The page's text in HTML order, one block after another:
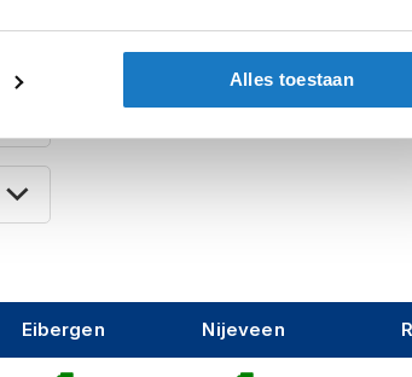
Alles toestaan
ART sterren ART 4
Sloten
Eibergen Nijeveen